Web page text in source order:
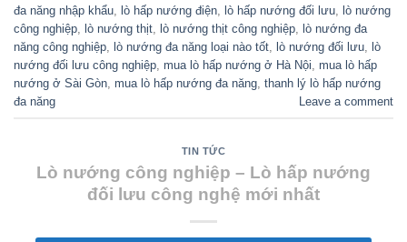
đa năng nhập khẩu
lò hấp nướng điện lò hấp nướng đối lưu
lò nướng
công nghiệp
lò nướng thịt lò nướng thịt công nghiệp
lò nướng đa
năng công nghiệp
lò nướng đa năng loại nào tốt lò nướng đối lưu
lò
nướng đối lưu công nghiệp mua lò hấp nướng ở Hà Nội mua lò hấp
nướng ở Sài Gòn mua lò hấp nướng đa năng thanh lý lò hấp nướng
đa năng
Leave a comment
TIN TỨC
Lò nướng công nghiệp – Lò hấp nướng
đối lưu công nghệ mới nhất